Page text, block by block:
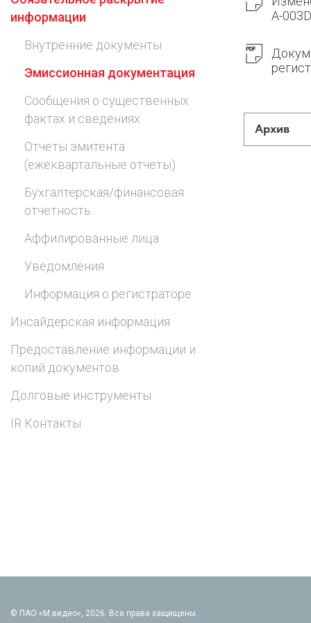
Предоставление информации и копий
информации
Внутренние документы
Эмиссионная документация
Сообщения о существенных
фактах и сведениях
Отчеты эмитента
(ежеквартальные отчеты)
Бухгалтерская/финансовая
отчетность
Аффилированные лица
Уведомления
Информация о регистраторе
Инсайдерская информация
Предоставление информации и
копий документов
Долговые инструменты
IR Контакты
A-
Архив
© ПАО «М.видео», 2026. Все права защищены.